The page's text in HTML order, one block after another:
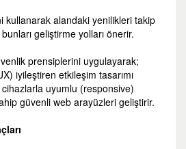
kullanarak alandaki yenilikleri takip
geliştirme yolları önerir.
prensiplerini uygulayarak;
iyileştiren etkileşim tasarımı
uyumlu (responsive)
güvenli web arayüzleri geliştirir.